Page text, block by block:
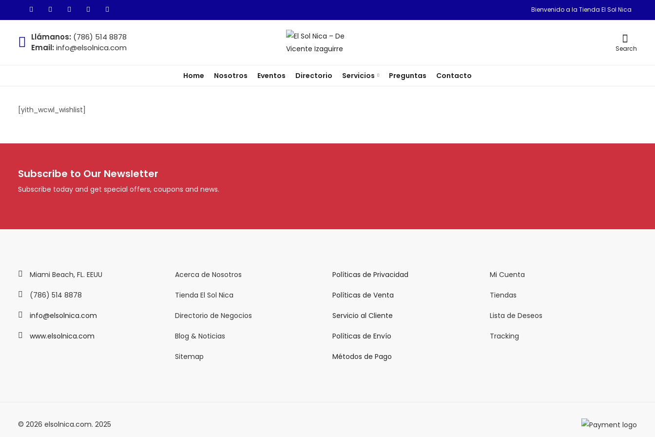
Bienvenido a la Tienda El Sol Nica
Llámanos: (786) 514 8878
Email: info@elsolnica.com Search
Home Nosotros Eventos Directorio Servicios Preguntas Contacto
[yith_wcwl_wishlist]
Subscribe to Our Newsletter
Subscribe today and get special offers, coupons and news.
Miami Beach, FL. EEUU
(786) 514 8878
info@elsolnica.com
www.elsolnica.com
Acerca de Nosotros
Tienda El Sol Nica
Directorio de Negocios
Blog & Noticias
Sitemap
Políticas de Privacidad
Políticas de Venta
Servicio al Cliente
Políticas de Envío
Métodos de Pago
Mi Cuenta
Tiendas
Lista de Deseos
Tracking
© 2026 elsolnica.com. 2025